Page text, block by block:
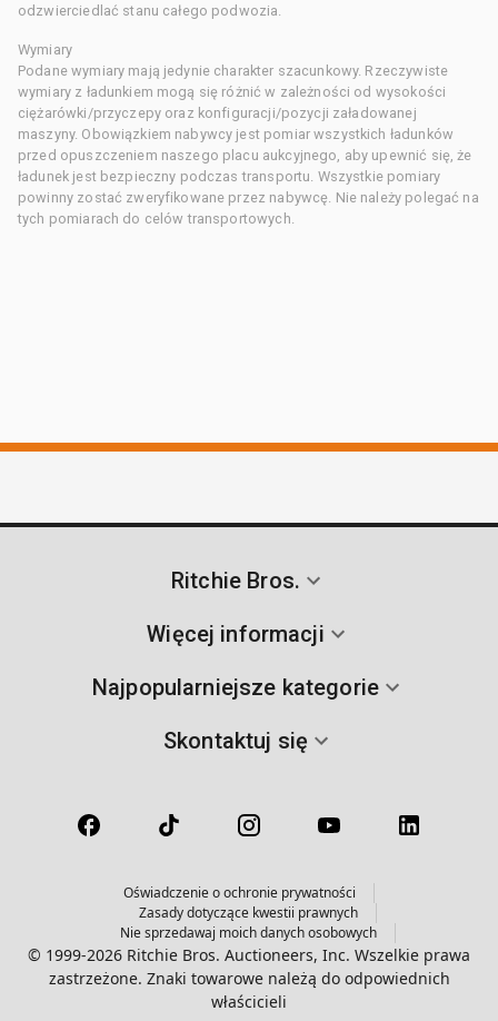
odzwierciedlać stanu całego podwozia.
Wymiary
Podane wymiary mają jedynie charakter szacunkowy. Rzeczywiste
wymiary z ładunkiem mogą się różnić w zależności od wysokości
ciężarówki/przyczepy oraz konfiguracji/pozycji załadowanej
maszyny. Obowiązkiem nabywcy jest pomiar wszystkich ładunków
przed opuszczeniem naszego placu aukcyjnego, aby upewnić się, że
ładunek jest bezpieczny podczas transportu. Wszystkie pomiary
powinny zostać zweryfikowane przez nabywcę. Nie należy polegać na
tych pomiarach do celów transportowych.
Ritchie Bros.
Więcej informacji
Najpopularniejsze kategorie
Skontaktuj się
Oświadczenie o ochronie prywatności
Zasady dotyczące kwestii prawnych
Nie sprzedawaj moich danych osobowych
© 1999-2026 Ritchie Bros. Auctioneers, Inc. Wszelkie prawa
zastrzeżone. Znaki towarowe należą do odpowiednich
właścicieli